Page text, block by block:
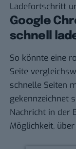
Ladefortschritt
Google
schnell
So könnte eine
Seite
schnelle Seiten
gekennzeichnet
Nachricht in der
Möglichkeit,